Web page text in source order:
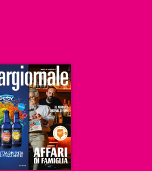
Ristoranti
Hoteldomani